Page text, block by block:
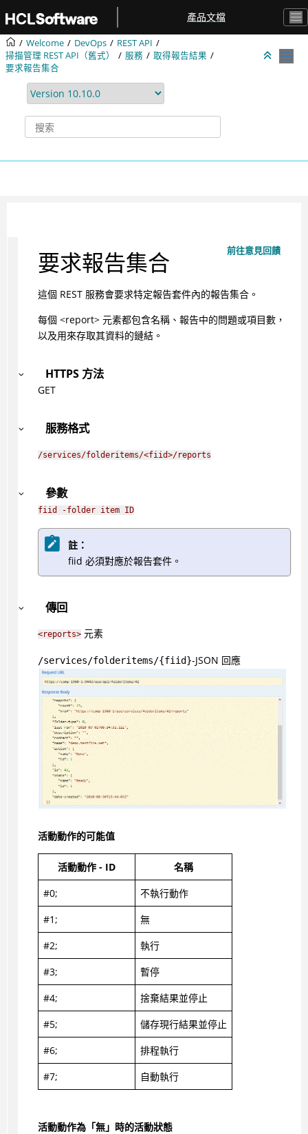
產品文檔
Welcome DevOps
REST API
掃描管理 REST API（舊式）
服務
取得報告結果
要求報告集合
前往意見回饋
要求報告集合
這個 REST 服務會要求特定報告套件內的報告集合。
每個 <report> 元素都包含名稱、報告中的問題或項目數，
以及用來存取其資料的鏈結。
HTTPS 方法
GET
服務格式
/services/folderitems/<fiid>/reports
參數
fiid -folder item ID
註：
fiid 必須對應於報告套件。
傳回
<reports>元素
/services/folderitems/{fiid}-JSON 回應
活動動作的可能值
活動動作 - ID
名稱
#0;
不執行動作
#1;
無
#2;
執行
#3;
暫停
#4;
捨棄結果並停止
#5;
儲存現行結果並停止
#6;
排程執行
#7;
自動執行
活動動作為「無」時的活動狀態